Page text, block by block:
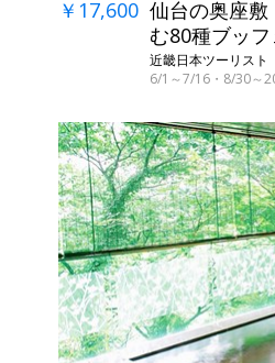
￥17,600 仙台の奥座
む80種ブッ
近畿日本ツーリスト
6/1～7/16・8/30～